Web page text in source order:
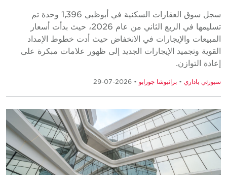
سجل سوق العقارات السكنية في أبوظبي 1,396 وحدة تم
تسليمها في الربع الثاني من عام 2026، حيث بدأت أسعار
المبيعات والإيجارات في الانخفاض حيث أدت خطوط الإمداد
القوية وتجميد الإيجارات الجديد إلى ظهور علامات مبكرة على
إعادة التوازن.
سبورثي باداري • براثيوشا جورابو • 2026-07-29